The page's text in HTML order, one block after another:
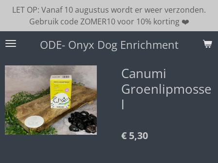
naar
de
ODE- Onyx Dog Enrichment
LET OP: Vanaf 10 augustus wordt er weer verzonden.
Gebruik code ZOMER10 voor 10% korting ❤️
Canumi
Groenlipmosse
l
€ 5,30